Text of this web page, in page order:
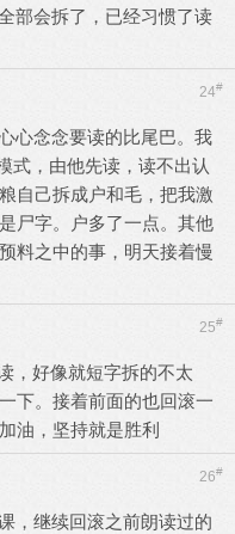
部会拆了，已经习惯了读
24#
心念念要读的比尾巴。我
式，由他先读，读不出认
自己拆成户和毛，把我激
尸字。户多了一点。其他
料之中的事，明天接着慢
25#
，好像就短字拆的不太
下。接着前面的也回滚一
油，坚持就是胜利
26#
，继续回滚之前朗读过的